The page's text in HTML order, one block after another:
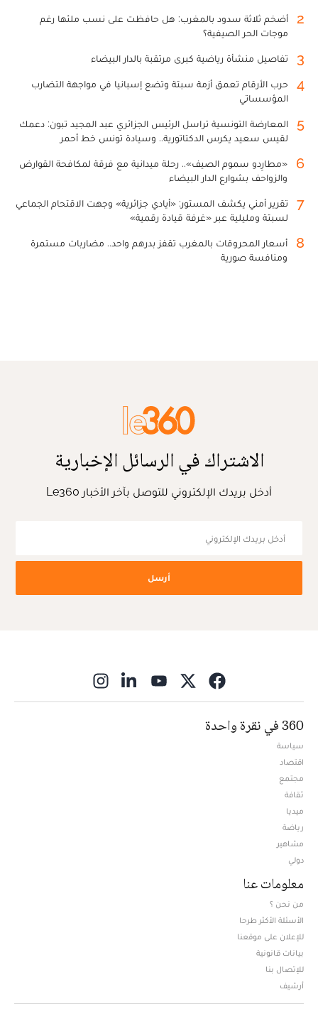
2
أضخم ثلاثة سدود بالمغرب: هل حافظت على نسب ملئها رغم
موجات الحر الصيفية؟
3 تفاصيل منشأة رياضية كبرى مرتقبة بالدار البيضاء
4
حرب الأرقام تعمق أزمة سبتة وتضع إسبانيا في مواجهة التضارب
المؤسساتي
5
المعارضة التونسية تراسل الرئيس الجزائري عبد المجيد تبون: دعمك
لقيس سعيد يكرس الدكتاتورية.. وسيادة تونس خط أحمر
6
«مطارِدو سموم الصيف».. رحلة ميدانية مع فرقة لمكافحة القوارض
والزواحف بشوارع الدار البيضاء
7
تقرير أمني يكشف المستور: «أيادي جزائرية» وجهت الاقتحام الجماعي
لسبتة ومليلية عبر «غرفة قيادة رقمية»
8
أسعار المحروقات بالمغرب تقفز بدرهم واحد.. مضاربات مستمرة
ومنافسة صورية
الاشتراك في الرسائل الإخبارية
أدخل بريدك الإلكتروني للتوصل بآخر الأخبار Le360
أرسل
360 في نقرة واحدة
سياسة
اقتصاد
مجتمع
ثقافة
ميديا
رياضة
مشاهير
دولي
معلومات عنا
من نحن ؟
الأسئلة الأكثر طرحا
للإعلان على موقعنا
بيانات قانونية
للإتصال بنا
أرشيف